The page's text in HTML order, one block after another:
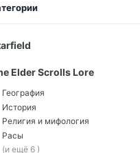
Elder Scrolls Lore
География
История
Религия и мифология
Расы
(и ещё 6 )